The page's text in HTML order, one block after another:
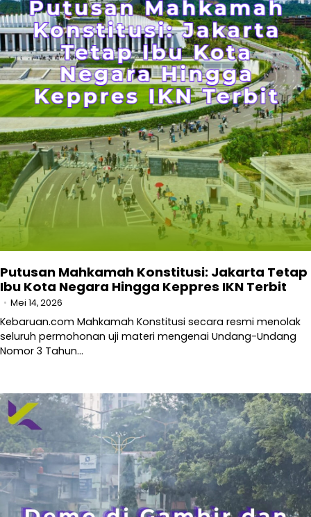
Putusan Mahkamah Konstitusi: Jakarta Tetap
Ibu Kota Negara Hingga Keppres IKN Terbit
Mei 14, 2026
Kebaruan.com Mahkamah Konstitusi secara resmi menolak
seluruh permohonan uji materi mengenai Undang-Undang
Nomor 3 Tahun…